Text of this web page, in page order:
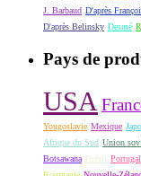
J. Barbaud D'après
D'après Belinsky Desmé
Pays de
USA
Yougoslavie Mexique
Afrique du Sud Union
Botsawana Brésil Portugal